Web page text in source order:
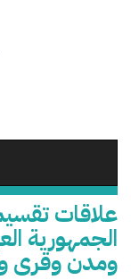
علاقات
الجمهورية
ومدن وقرى